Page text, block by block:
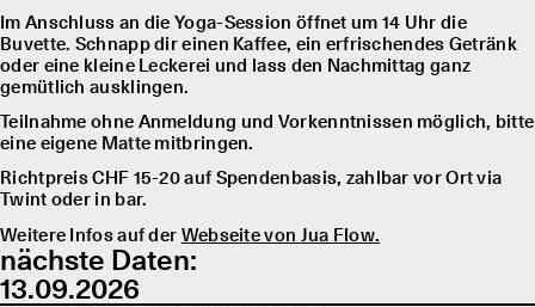
Im Anschluss an die Yoga-Session öffnet um 14 Uhr die
Buvette. Schnapp dir einen Kaffee, ein erfrischendes Getränk
oder eine kleine Leckerei und lass den Nachmittag ganz
gemütlich ausklingen.
Teilnahme ohne Anmeldung und Vorkenntnissen möglich, bitte
eine eigene Matte mitbringen.
Richtpreis CHF 15-20 auf Spendenbasis, zahlbar vor Ort via
Twint oder in bar.
Weitere Infos auf der Webseite von Jua Flow.
nächste Daten:
13.09.2026